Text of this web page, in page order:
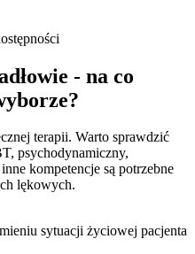
- na co
terapii. Warto sprawdzić
psychodynamiczny,
kompetencje są potrzebne
lękowych.
sytuacji życiowej pacjenta